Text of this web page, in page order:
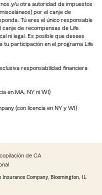
y/u otra autoridad de impuestos
por el canje de
Tú eres el único responsable
canje de recompensas de Life
ni legal. Es posible que desees
tu participación en el programa Life
responsabilidad financiera
en MA, NY ni WI)
(con licencia en NY y WI)
de CA
Company, Bloomington, IL